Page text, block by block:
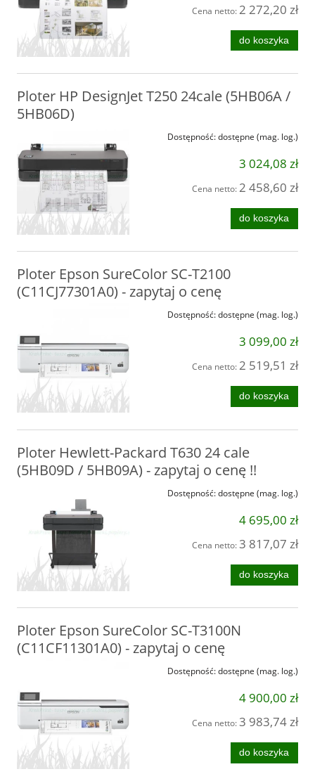
Cena netto:2 272,20 zł
do koszyka
Ploter HP DesignJet T250 24cale (5HB06A /
5HB06D)
Dostępność:dostępne (mag. log.)
3 024,08 zł
Cena netto:2 458,60 zł
do koszyka
Ploter Epson SureColor SC-T2100
(C11CJ77301A0) - zapytaj o cenę
Dostępność:dostępne (mag. log.)
3 099,00 zł
Cena netto:2 519,51 zł
do koszyka
Ploter Hewlett-Packard T630 24 cale
(5HB09D / 5HB09A) - zapytaj o cenę !!
Dostępność:dostępne (mag. log.)
4 695,00 zł
Cena netto:3 817,07 zł
do koszyka
Ploter Epson SureColor SC-T3100N
(C11CF11301A0) - zapytaj o cenę
Dostępność:dostępne (mag. log.)
4 900,00 zł
Cena netto:3 983,74 zł
do koszyka